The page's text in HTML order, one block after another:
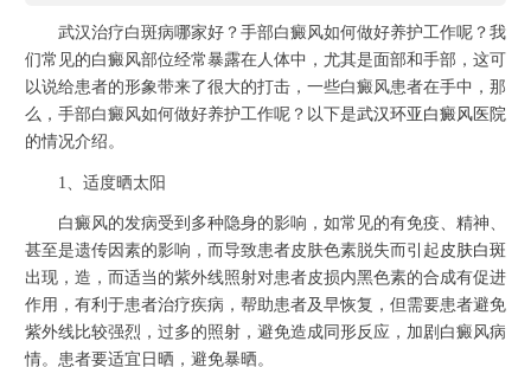
武汉治疗白斑病哪家好？手部白癜风如何做好养护工作呢？我
们常见的白癜风部位经常暴露在人体中，尤其是面部和手部，这可
以说给患者的形象带来了很大的打击，一些白癜风患者在手中，那
么，手部白癜风如何做好养护工作呢？以下是武汉环亚白癜风医院
的情况介绍。
1、适度晒太阳
白癜风的发病受到多种隐身的影响，如常见的有免疫、精神、
甚至是遗传因素的影响，而导致患者皮肤色素脱失而引起 皮肤白斑
出现，造，而适当的紫外线照射对患者皮损内黑色素的合成有促进
作用，有利于患者治疗疾病，帮助患者及早恢复，但需要患者避免
紫外线比较强烈，过多的照射，避免造成同形反应，加剧白癜风病
情。患者要适宜日晒，避免暴晒。